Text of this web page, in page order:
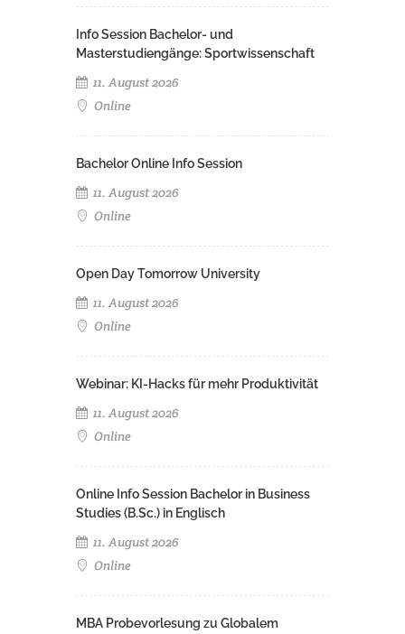
Info Session Bachelor- und
Masterstudiengänge: Sportwissenschaft
11. August 2026
Online
Bachelor Online Info Session
11. August 2026
Online
Open Day Tomorrow University
11. August 2026
Online
Webinar: KI-Hacks für mehr Produktivität
11. August 2026
Online
Online Info Session Bachelor in Business
Studies (B.Sc.) in Englisch
11. August 2026
Online
MBA Probevorlesung zu Globalem